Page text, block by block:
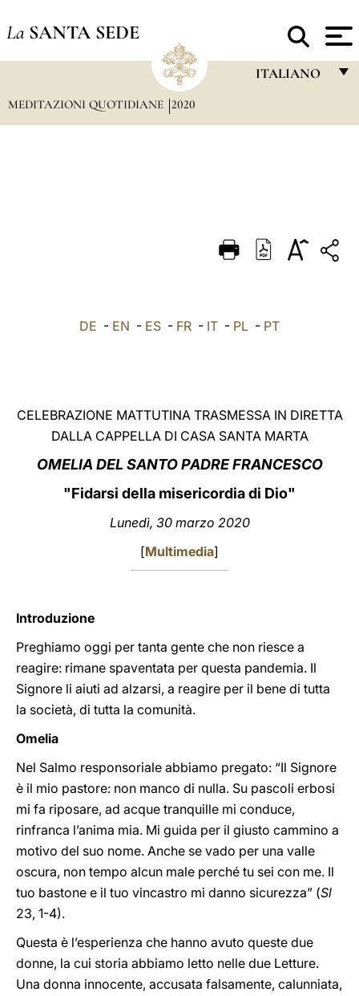
La SANTA SEDE
ITALIANO
DEUTSCH
العربيّة
MEDITAZIONI QUOTIDIANE 2020
DE - EN - ES - FR - IT - PL - PT
CELEBRAZIONE MATTUTINA TRASMESSA IN DIRETTA
DALLA CAPPELLA DI CASA SANTA MARTA
OMELIA DEL SANTO PADRE FRANCESCO
"Fidarsi della misericordia di Dio"
Lunedì, 30 marzo 2020
[Multimedia]
Introduzione
Preghiamo oggi per tanta gente che non riesce a
reagire: rimane spaventata per questa pandemia. Il
Signore li aiuti ad alzarsi, a reagire per il bene di tutta
la società, di tutta la comunità.
Omelia
Nel Salmo responsoriale abbiamo pregato: “Il Signore
è il mio pastore: non manco di nulla. Su pascoli erbosi
mi fa riposare, ad acque tranquille mi conduce,
rinfranca l’anima mia. Mi guida per il giusto cammino a
motivo del suo nome. Anche se vado per una valle
oscura, non tempo alcun male perché tu sei con me. Il
tuo bastone e il tuo vincastro mi danno sicurezza” (Sl
23, 1-4).
Questa è l’esperienza che hanno avuto queste due
donne, la cui storia abbiamo letto nelle due Letture.
Una donna innocente, accusata falsamente, calunniata,